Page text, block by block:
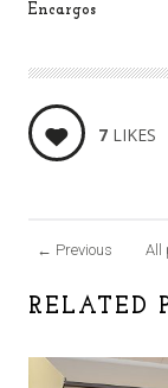
Encargos
7 LIKES
RELATED
← Previous All